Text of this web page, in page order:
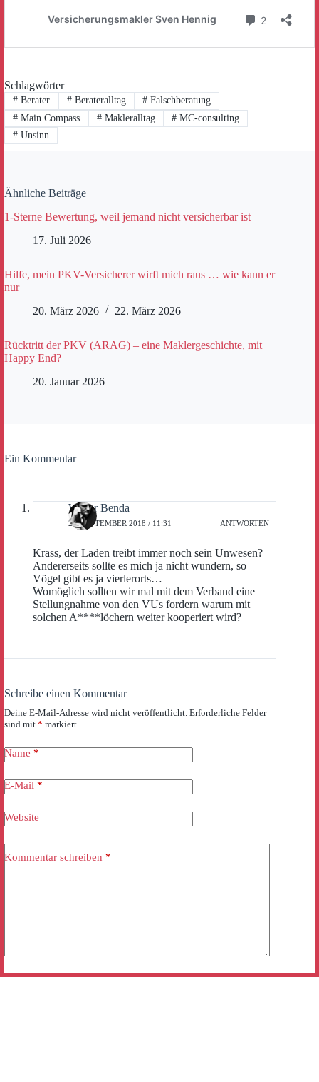
Schlagwörter
#Berater #Berateralltag # Falschberatung
#Main Compass #Makleralltag # MC-consulting
#Unsinn
Ähnliche Beiträge
1-Sterne Bewertung, weil jemand nicht versicherbar ist
17. Juli 2026
Hilfe, mein PKV-Versicherer wirft mich raus … wie kann er
nur
20. März 2026
22. März 2026
Rücktritt der PKV (ARAG) – eine Maklergeschichte, mit
Happy End?
20. Januar 2026
Ein Kommentar
Walter Benda
22. SEPTEMBER 2018 / 11:31 ANTWORTEN
Krass, der Laden treibt immer noch sein Unwesen?
Andererseits sollte es mich ja nicht wundern, so
Vögel gibt es ja vierlerorts…
Womöglich sollten wir mal mit dem Verband eine
Stellungnahme von den VUs fordern warum mit
solchen A****löchern weiter kooperiert wird?
Schreibe einen Kommentar
Deine E-Mail-Adresse wird nicht veröffentlicht. Erforderliche Felder
sind mit * markiert
Name *
E-Mail *
Website
Kommentar schreiben *